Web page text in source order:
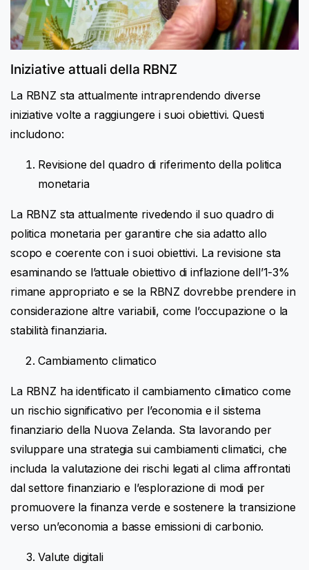
Iniziative attuali della RBNZ
La RBNZ sta attualmente intraprendendo diverse
iniziative volte a raggiungere i suoi obiettivi. Questi
includono:
Revisione del quadro di riferimento della politica
monetaria
La RBNZ sta attualmente rivedendo il suo quadro di
politica monetaria per garantire che sia adatto allo
scopo e coerente con i suoi obiettivi. La revisione sta
esaminando se l’attuale obiettivo di inflazione dell’1-3%
rimane appropriato e se la RBNZ dovrebbe prendere in
considerazione altre variabili, come l’occupazione o la
stabilità finanziaria.
Cambiamento climatico
La RBNZ ha identificato il cambiamento climatico come
un rischio significativo per l’economia e il sistema
finanziario della Nuova Zelanda. Sta lavorando per
sviluppare una strategia sui cambiamenti climatici, che
includa la valutazione dei rischi legati al clima affrontati
dal settore finanziario e l’esplorazione di modi per
promuovere la finanza verde e sostenere la transizione
verso un’economia a basse emissioni di carbonio.
Valute digitali